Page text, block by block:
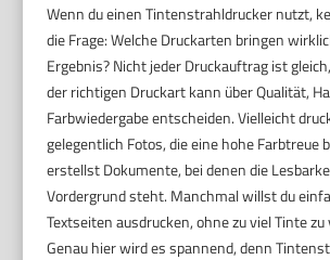
Wenn du einen Tintenstrahldrucker nutzt,
die Frage: Welche Druckarten bringen
Ergebnis? Nicht jeder Druckauftrag ist
der richtigen Druckart kann über Qualität,
Farbwiedergabe entscheiden. Vielleicht
gelegentlich Fotos, die eine hohe Farbtreue
erstellst Dokumente, bei denen die
Vordergrund steht. Manchmal willst du
Textseiten ausdrucken, ohne zu viel Tinte
Genau hier wird es spannend, denn